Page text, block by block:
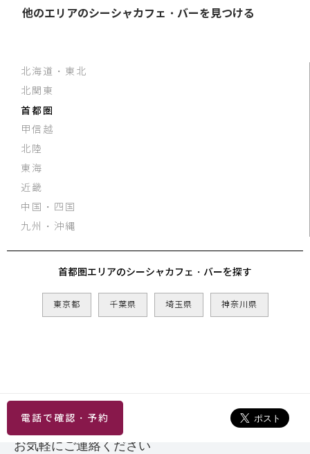
他のエリアのシーシャカフェ・バーを見つける
北海道・東北
北関東
首都圏
甲信越
北陸
東海
近畿
中国・四国
九州・沖縄
首都圏エリアのシーシャカフェ・バーを探す
東京都 千葉県 埼玉県 神奈川県
電話で確認・予約
お気軽にご連絡ください